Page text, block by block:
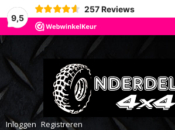
9,5
257 Reviews
Inloggen Registreren